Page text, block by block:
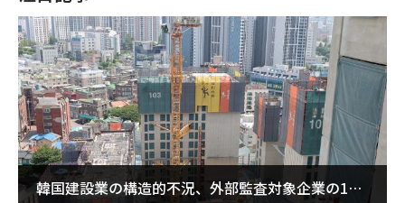
韓国建設業の構造的不況、外部監査対象企業の1割